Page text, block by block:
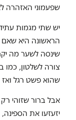
שפעמוני האזהרה
יש שתי מגמות
הראשונה היא שאם
שינסה לשער מה
צורה לשלטון, כמו
שהוא פשט רגל
אבל ברור שזוהי
יזעזעו את